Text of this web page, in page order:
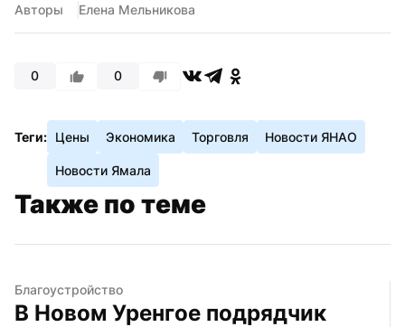
Авторы Елена Мельникова
0 0
Теги: Цены Экономика Торговля Новости ЯНАО
Новости Ямала
Также по теме
Благоустройство
В Новом Уренгое подрядчик